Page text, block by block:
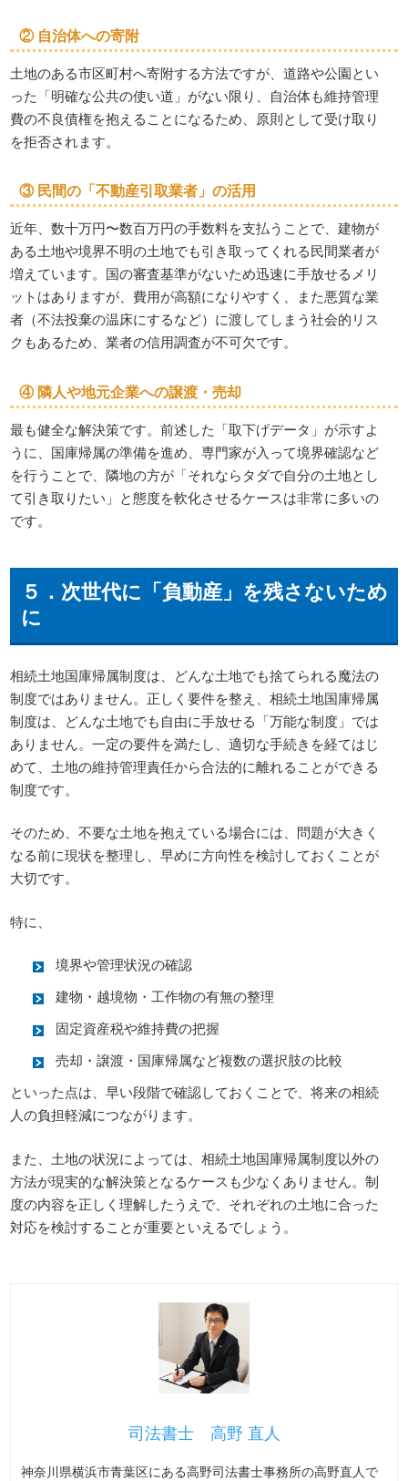
② 自治体への寄附
土地のある市区町村へ寄附する方法ですが、道路や公園とい
った「明確な公共の使い道」がない限り、自治体も維持管理
費の不良債権を抱えることになるため、原則として受け取り
を拒否されます。
③ 民間の「不動産引取業者」の活用
近年、数十万円〜数百万円の手数料を支払うことで、建物が
ある土地や境界不明の土地でも引き取ってくれる民間業者が
増えています。国の審査基準がないため迅速に手放せるメリ
ットはありますが、費用が高額になりやすく、また悪質な業
者（不法投棄の温床にするなど）に渡してしまう社会的リス
クもあるため、業者の信用調査が不可欠です。
④ 隣人や地元企業への譲渡・売却
最も健全な解決策です。前述した「取下げデータ」が示すよ
うに、国庫帰属の準備を進め、専門家が入って境界確認など
を行うことで、隣地の方が「それならタダで自分の土地とし
て引き取りたい」と態度を軟化させるケースは非常に多いの
です。
５．次世代に「負動産」を残さないため
に
相続土地国庫帰属制度は、どんな土地でも捨てられる魔法の
制度ではありません。正しく要件を整え、相続土地国庫帰属
制度は、どんな土地でも自由に手放せる「万能な制度」では
ありません。一定の要件を満たし、適切な手続きを経てはじ
めて、土地の維持管理責任から合法的に離れることができる
制度です。
そのため、不要な土地を抱えている場合には、問題が大きく
なる前に現状を整理し、早めに方向性を検討しておくことが
大切です。
特に、
境界や管理状況の確認
建物・越境物・工作物の有無の整理
固定資産税や維持費の把握
売却・譲渡・国庫帰属など複数の選択肢の比較
といった点は、早い段階で確認しておくことで、将来の相続
人の負担軽減につながります。
また、土地の状況によっては、相続土地国庫帰属制度以外の
方法が現実的な解決策となるケースも少なくありません。制
度の内容を正しく理解したうえで、それぞれの土地に合った
対応を検討することが重要といえるでしょう。
司法書士 高野 直人
神奈川県横浜市青葉区にある高野司法書士事務所の高野直人で